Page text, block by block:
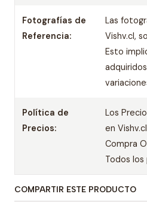
Fotografías de
Referencia:
Las
Vishv.cl,
Esto
Política de
Precios:
Los
en
Compra
Todos los
COMPARTIR ESTE PRODUCTO